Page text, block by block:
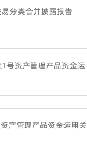
分类合并披露报告
号资产管理产品资金运
产管理产品资金运用关